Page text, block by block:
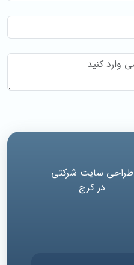
طراحی سایت شرکتی
در کرج